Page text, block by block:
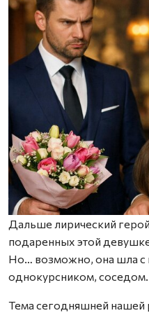
Дальше лирический
подаренных этой
Но… возможно, она шла с
однокурсником, соседом.
Тема сегодняшней нашей